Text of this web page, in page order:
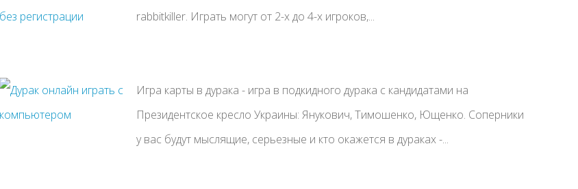
rabbitkiller. Играть могут от 2-х до 4-х игроков,...
Игра карты в дурака - игра в подкидного дурака с кандидатами на
Президентское кресло Украины: Янукович, Тимошенко, Ющенко. Соперники
у вас будут мыслящие, серьезные и кто окажется в дураках -...